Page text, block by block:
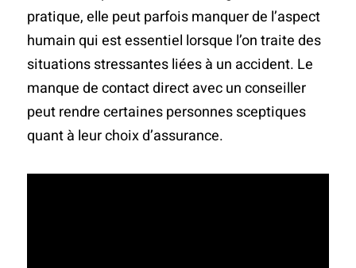
pratique, elle peut parfois manquer de l’aspect
humain qui est essentiel lorsque l’on traite des
situations stressantes liées à un accident. Le
manque de contact direct avec un conseiller
peut rendre certaines personnes sceptiques
quant à leur choix d’assurance.